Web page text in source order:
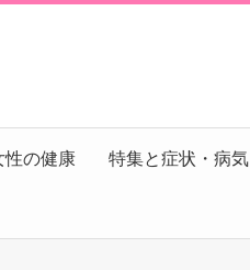
性の健康 特集と症状・病気